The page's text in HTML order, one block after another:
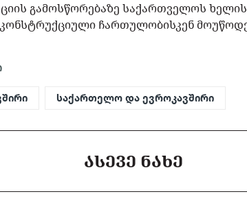
გამოსწორებაზე საქართველოს
ჩართულობისკენ
საქართელო და ევროკავშირი
ᲐᲡᲔᲕᲔ ᲜᲐᲮᲔ